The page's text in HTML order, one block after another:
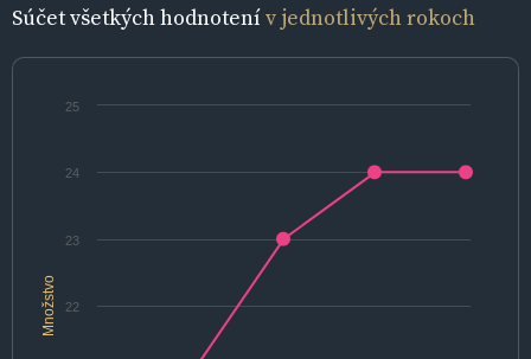
Súčet všetkých hodnotenív jednotlivých rokoch
Množstvo 22
23
24
25